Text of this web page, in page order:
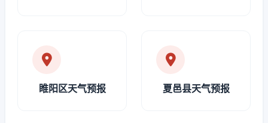
睢阳区天气预报 夏邑县天气预报